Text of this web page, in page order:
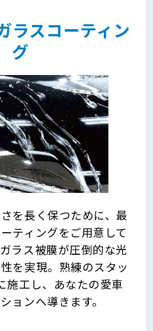
ラスコーティン
グ
を長く保つために、最
ティングをご用意して
ラス被膜が圧倒的な光
を実現。熟練のスタッ
施工し、あなたの愛車
ョンへ導きます。